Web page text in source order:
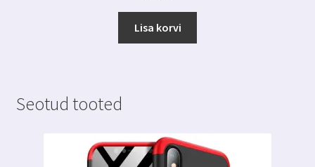
Lisa korvi
Seotud tooted